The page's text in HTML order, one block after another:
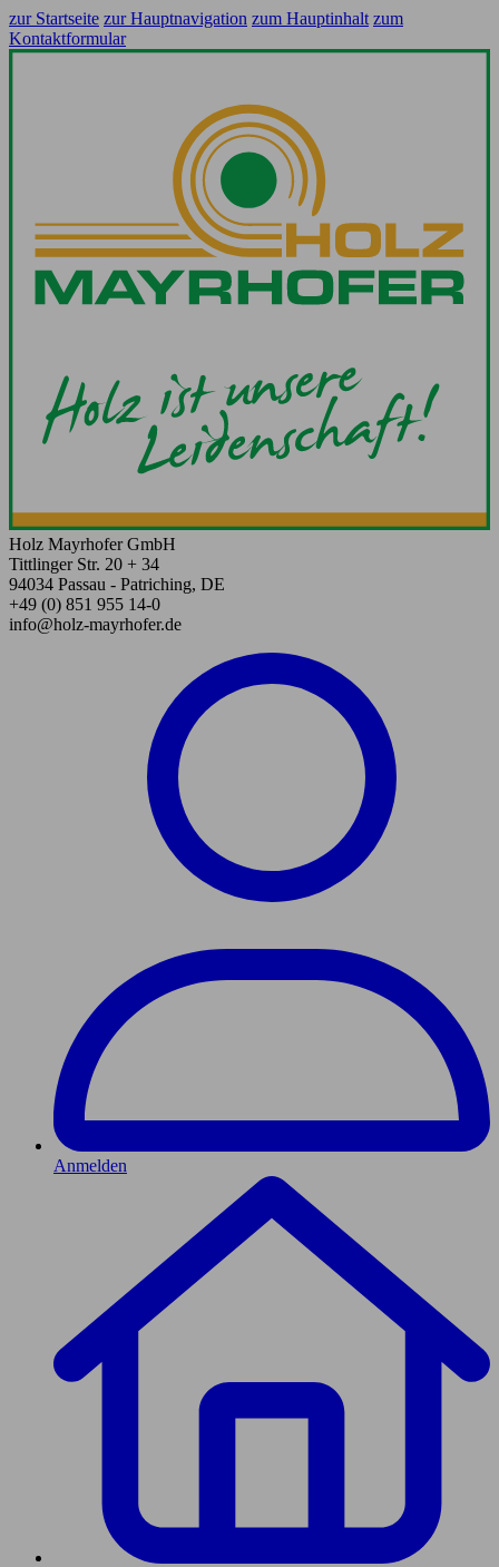
zur Startseite zur Hauptnavigation zum Hauptinhalt zum
Kontaktformular
Holz Mayrhofer GmbH
Tittlinger Str. 20 + 34
94034 Passau - Patriching, DE
+49 (0) 851 955 14-0
info@holz-mayrhofer.de
Anmelden